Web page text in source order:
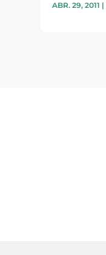
ABR. 29, 2011 |